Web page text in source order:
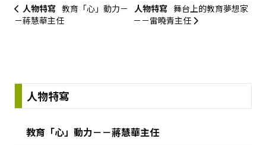
人物特寫 教育「心」動力－
－蔣慧華主任
人物特寫 舞台上的教育夢想家
－－雷曉青主任
人物特寫
教育「心」動力－－蔣慧華主任